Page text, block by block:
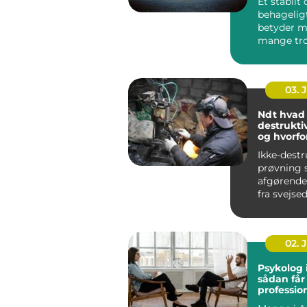
betyder
mange
03.
Ndt hvad er ikke-
og
Ikke-
prøvning
fra
02.
Psykolog
sådan